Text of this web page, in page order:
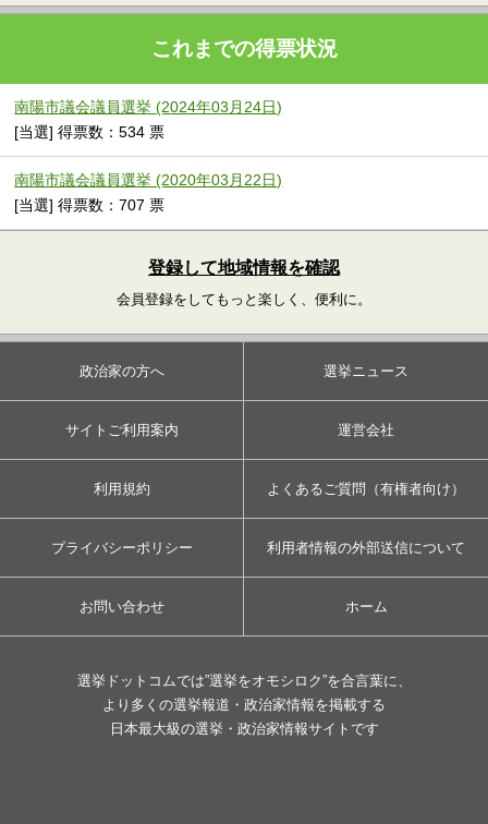
これまでの得票状況
南陽市議会議員選挙 (2024年03月24日)
[当選] 得票数：534 票
南陽市議会議員選挙 (2020年03月22日)
[当選] 得票数：707 票
登録して地域情報を確認
会員登録をしてもっと楽しく、便利に。
政治家の方へ 選挙ニュース
サイトご利用案内 運営会社
利用規約 よくあるご質問（有権者向け）
プライバシーポリシー 利用者情報の外部送信について
お問い合わせ ホーム
選挙ドットコムでは”選挙をオモシロク”を合言葉に、
より多くの選挙報道・政治家情報を掲載する
日本最大級の選挙・政治家情報サイトです